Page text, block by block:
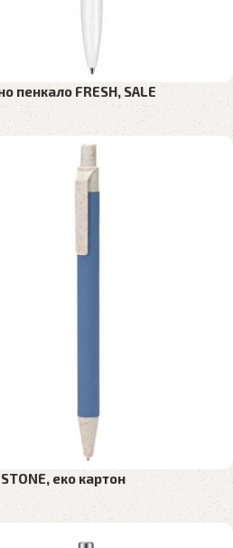
пенкало FRESH, SALE
материјал, Пластични пенкала
еко картон
материјал ,Пластични пенкала